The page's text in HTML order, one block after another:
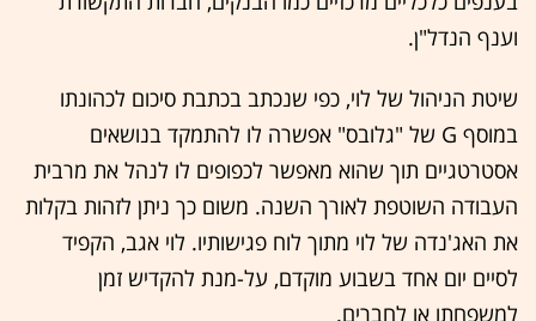
וענף הנדל"ן.
שיטת הניהול של לוי, כפי שנכתב בכתבת סיכום לכהונתו
במוסף G של "גלובס" אפשרה לו להתמקד בנושאים
אסטרטגיים תוך שהוא מאפשר לכפופים לו לנהל את מרבית
העבודה השוטפת לאורך השנה. משום כך ניתן לזהות בקלות
את האג'נדה של לוי מתוך לוח פגישותיו. לוי אגב, הקפיד
לסיים יום אחד בשבוע מוקדם, על-מנת להקדיש זמן
למשפחתו או לחברים.